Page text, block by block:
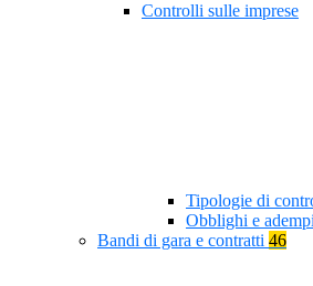
Controlli sulle imprese
Tipologie di
Obblighi e
Bandi di gara e contratti 46